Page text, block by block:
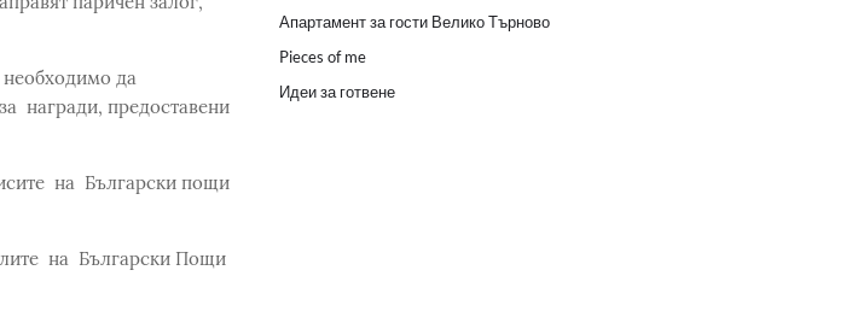
да
награди, предоставени
на Български пощи
на Български Пощи
Апартамент за гости Велико Търново
Pieces of me
Идеи за готвене